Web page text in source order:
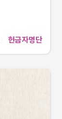
헌금자명단